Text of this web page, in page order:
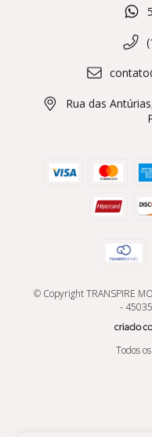
Rua das
© Copyright TRANSPIRE
-
Todos